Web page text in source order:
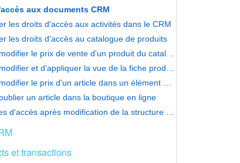
aux documents CRM
les droits d'accès aux activités dans le CRM
les droits d'accès au catalogue de produits
un article dans la boutique en ligne
et transactions